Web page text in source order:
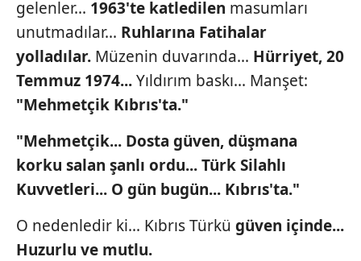
gelenler... 1963'te katledilen masumları
unutmadılar... Ruhlarına Fatihalar
yolladılar. Müzenin duvarında... Hürriyet, 20
Temmuz 1974...Yıldırım baskı... Manşet:
"Mehmetçik Kıbrıs'ta."
"Mehmetçik... Dosta güven, düşmana
korku salan şanlı ordu... Türk Silahlı
Kuvvetleri... O gün bugün... Kıbrıs'ta."
O nedenledir ki... Kıbrıs Türkü güven içinde...
Huzurlu ve mutlu.